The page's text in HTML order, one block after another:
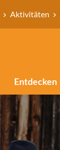
Aktivitäten
Entdecken